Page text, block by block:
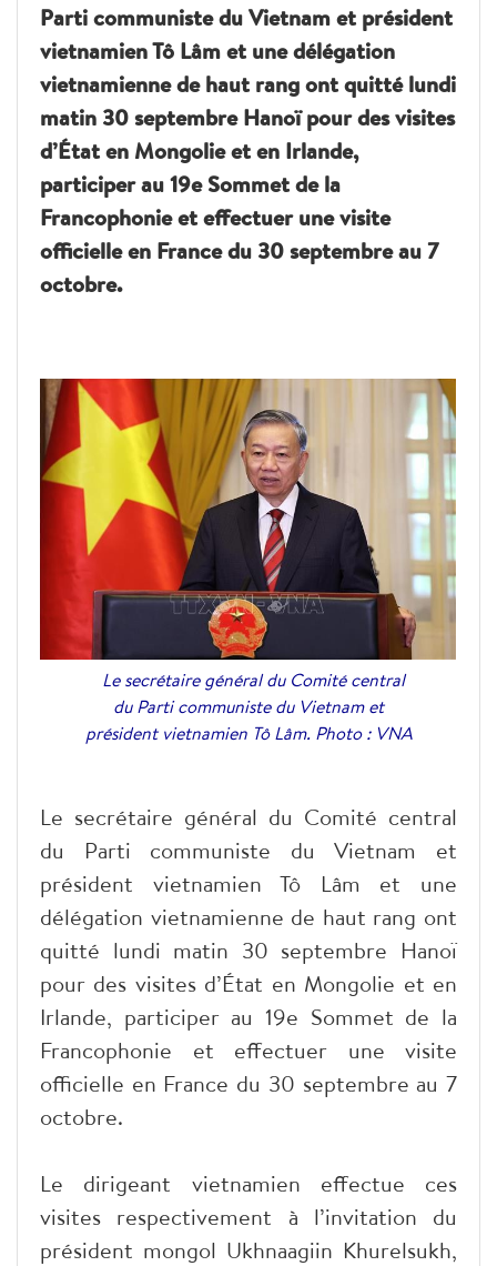
Parti communiste du Vietnam et président
vietnamien Tô Lâm et une délégation
vietnamienne de haut rang ont quitté lundi
matin 30 septembre Hanoï pour des visites
d’État en Mongolie et en Irlande,
participer au 19e Sommet de la
Francophonie et effectuer une visite
officielle en France du 30 septembre au 7
octobre.
Le secrétaire général du Comité central
du Parti communiste du Vietnam et
président vietnamien Tô Lâm. Photo : VNA
Le secrétaire général du Comité central
du Parti communiste du Vietnam et
président vietnamien Tô Lâm et une
délégation vietnamienne de haut rang ont
quitté lundi matin 30 septembre Hanoï
pour des visites d’État en Mongolie et en
Irlande, participer au 19e Sommet de la
Francophonie et effectuer une visite
officielle en France du 30 septembre au 7
octobre.
Le dirigeant vietnamien effectue ces
visites respectivement à l’invitation du
président mongol Ukhnaagiin Khurelsukh,